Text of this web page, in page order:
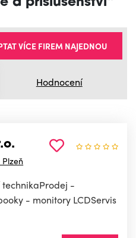
Hodnocení
VÍCE FIREM NAJEDNOU
Plzeň
-
- monitory LCDServis